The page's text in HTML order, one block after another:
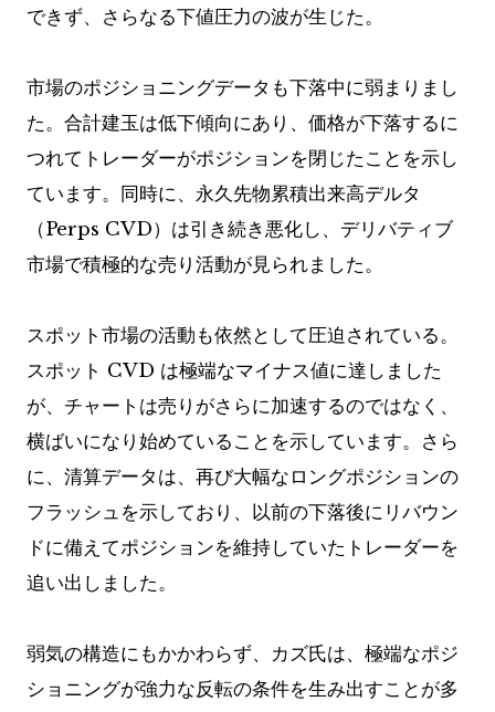
できず、さらなる下値圧力の波が生じた。
市場のポジショニングデータも下落中に弱まりまし
た。合計建玉は低下傾向にあり、価格が下落するに
つれてトレーダーがポジションを閉じたことを示し
ています。同時に、永久先物累積出来高デルタ
（Perps CVD）は引き続き悪化し、デリバティブ
市場で積極的な売り活動が見られました。
スポット市場の活動も依然として圧迫されている。
スポット CVD は極端なマイナス値に達しました
が、チャートは売りがさらに加速するのではなく、
横ばいになり始めていることを示しています。さら
に、清算データは、再び大幅なロングポジションの
フラッシュを示しており、以前の下落後にリバウン
ドに備えてポジションを維持していたトレーダーを
追い出しました。
弱気の構造にもかかわらず、カズ氏は、極端なポジ
ショニングが強力な反転の条件を生み出すことが多